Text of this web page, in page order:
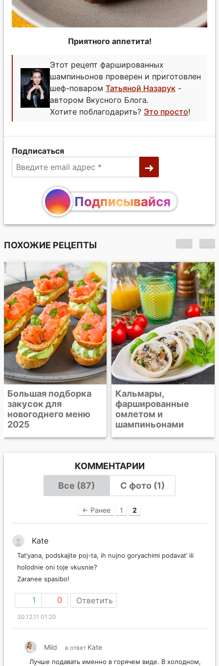
Приятного аппетита!
Этот рецепт фаршированных
шампиньонов проверен и приготовлен
шеф-поваром Татьяной Назарук -
автором Вкусного Блога.
Хотите поблагодарить? Это просто!
Подписаться
Подписывайся
ПОХОЖИЕ РЕЦЕПТЫ
Кальмары,
фаршированные
омлетом и
шампиньонами
Жюльен из
шампиньонов
КОММЕНТАРИИ
Все (87)
С фото (1)
← Ранее 1 2
Kate
Tat’yana, podskajite poj-ta, ih nujno goryachimi podavat’ ili
holodnie oni toje vkusnie?
Zaranee spasibo!
1 0 Ответить
30.12.11 01:20
Mild в ответ Kate
Лучше подавать именно в горячем виде. В холодном,